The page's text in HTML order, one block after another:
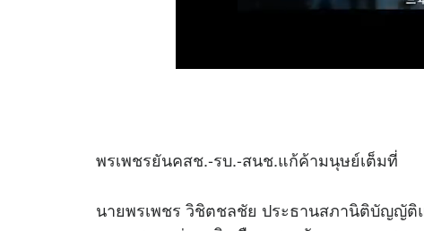
พรเพชรยันคสช.-รบ.-สนช.แก้ค้ามนุษย์เต็มที่
นายพรเพชร วิชิตชลชัย ประธานสภานิติบัญญั